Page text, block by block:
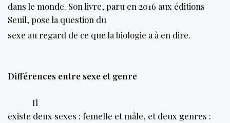
dans le monde. Son livre, paru en 2016 aux éditions
Seuil, pose la question du
sexe au regard de ce que la biologie a à en dire.
Différences entre sexe et genre
Il
existe deux sexes : femelle et mâle, et deux genres :